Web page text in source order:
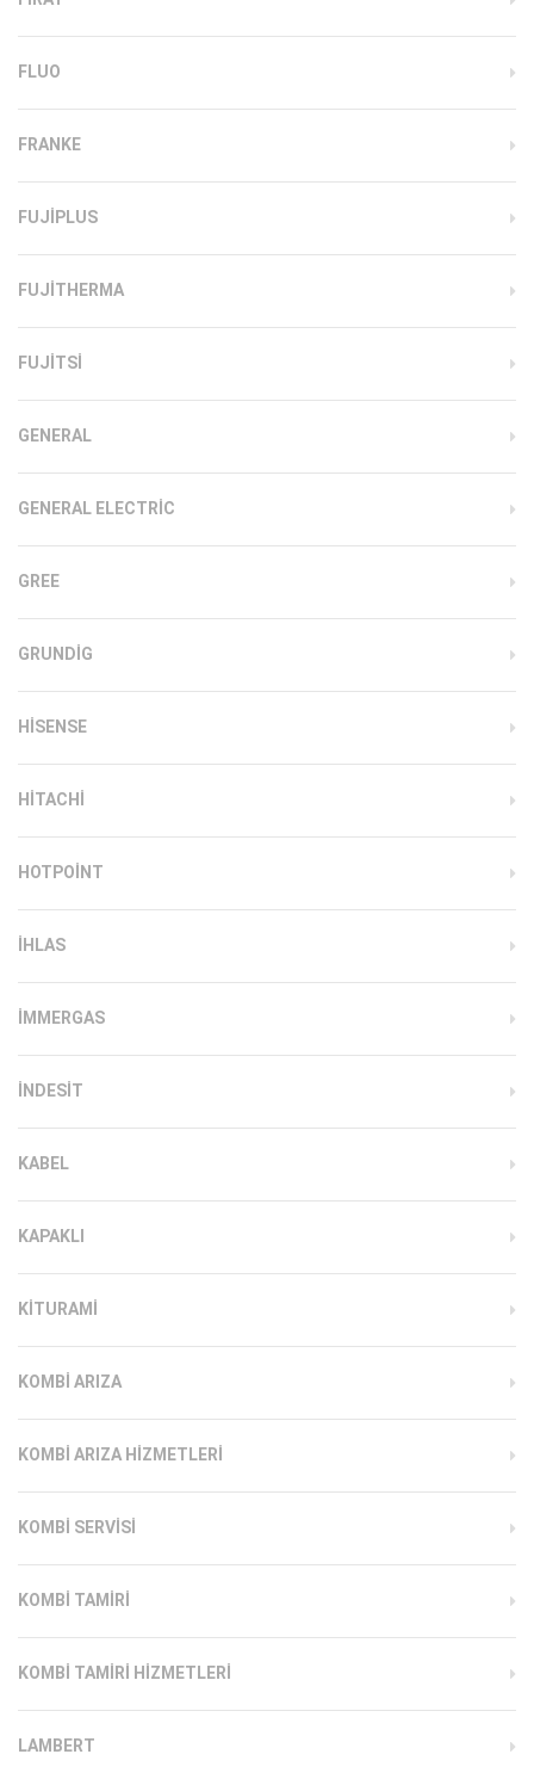
FLUO
FRANKE
FUJIPLUS
FUJITHERMA
FUJITSI
GENERAL
GENERAL ELECTRIC
GREE
GRUNDIG
HISENSE
HITACHI
HOTPOINT
IHLAS
İMMERGAS
INDESIT
KABEL
KAPAKLI
KITURAMI
KOMBI ARIZA
KOMBI ARIZA HIZMETLERI
KOMBI SERVISI
KOMBI TAMIRI
KOMBI TAMIRI HIZMETLERI
LAMBERT